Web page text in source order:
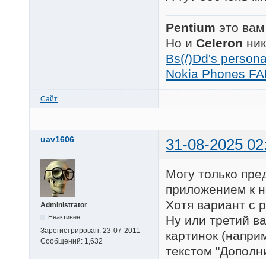
Pentium это
Но и Celeron
Bs(/)Dd's
Nokia Phones
Сайт
uav1606 31-08-2025
Administrator
Неактивен
Зарегистрирован: 23-07-2011
Сообщений: 1,632
Могу только
приложением к
Хотя вариант с
Ну или третий
картинок
текстом